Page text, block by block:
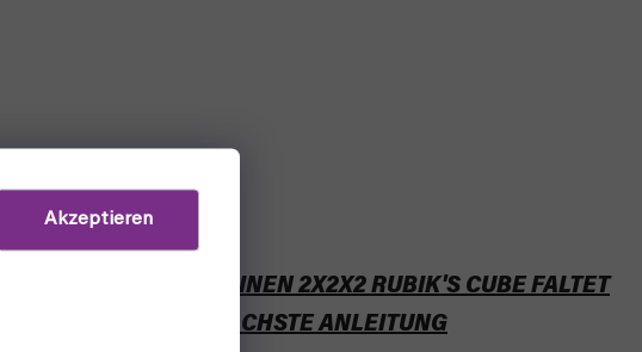
Akzeptieren
WIE MAN EINEN 2X2X2 RUBIK'S CUBE FALTET
- DIE EINFACHSTE ANLEITUNG